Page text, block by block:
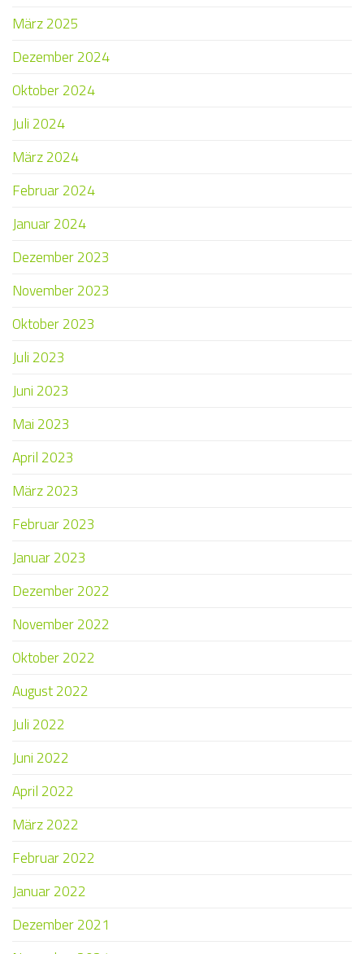
März 2025
Dezember 2024
Oktober 2024
Juli 2024
März 2024
Februar 2024
Januar 2024
Dezember 2023
November 2023
Oktober 2023
Juli 2023
Juni 2023
Mai 2023
April 2023
März 2023
Februar 2023
Januar 2023
Dezember 2022
November 2022
Oktober 2022
August 2022
Juli 2022
Juni 2022
April 2022
März 2022
Februar 2022
Januar 2022
Dezember 2021